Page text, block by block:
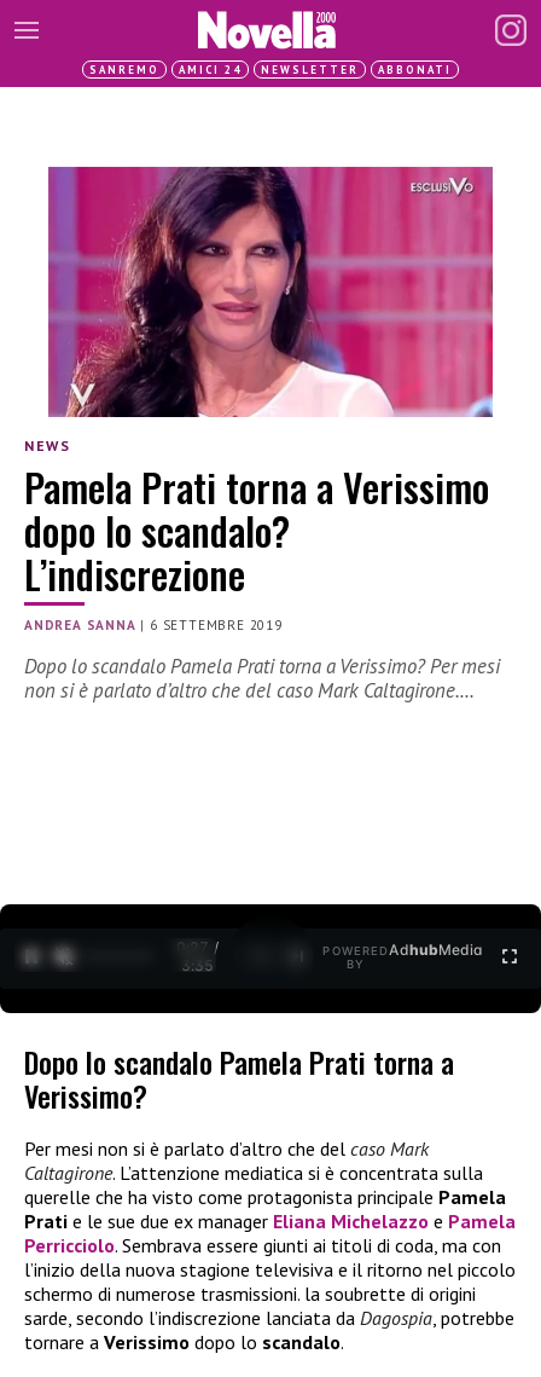
SANREMO AMICI 24 NEWSLETTER ABBONATI
NEWS
Pamela Prati torna a Verissimo
dopo lo scandalo?
L’indiscrezione
ANDREA SANNA | 6 SETTEMBRE 2019
Dopo lo scandalo Pamela Prati torna a Verissimo? Per mesi
non si è parlato d’altro che del caso Mark Caltagirone.…
0:27 /
3:35
POWERED
BY
AdhubMedia
Dopo lo scandalo Pamela Prati torna a
Verissimo?
Per mesi non si è parlato d’altro che del caso Mark
Caltagirone. L’attenzione mediatica si è concentrata sulla
querelle che ha visto come protagonista principale Pamela
Prati e le sue due ex manager Eliana Michelazzo e Pamela
Perricciolo. Sembrava essere giunti ai titoli di coda, ma con
l’inizio della nuova stagione televisiva e il ritorno nel piccolo
schermo di numerose trasmissioni. la soubrette di origini
sarde, secondo l’indiscrezione lanciata da Dagospia, potrebbe
tornare a Verissimo dopo lo scandalo.